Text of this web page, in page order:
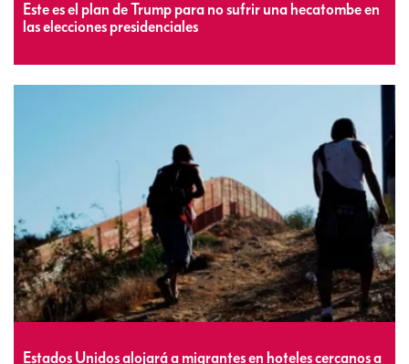
Este es el plan de Trump para no sufrir una hecatombe en
las elecciones presidenciales
Estados Unidos alojará a migrantes en hoteles cercanos a